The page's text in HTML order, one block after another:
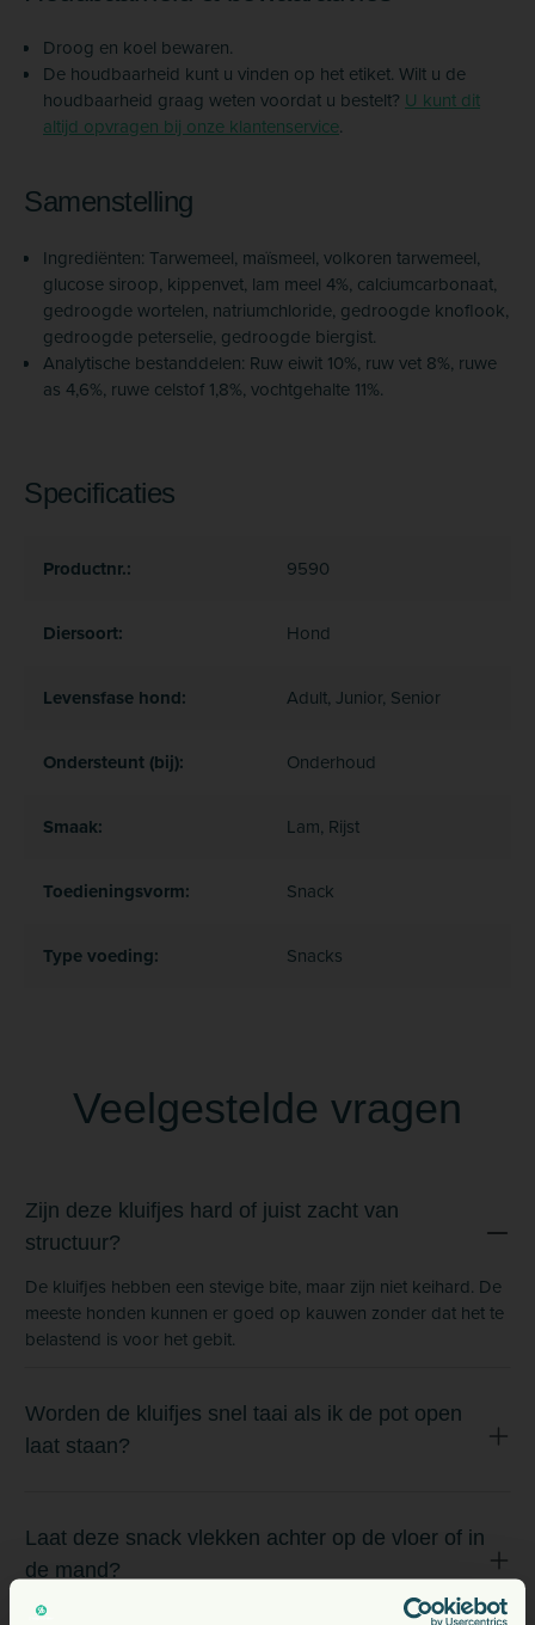
Droog en koel bewaren.
De houdbaarheid kunt u vinden op het etiket. Wilt u de
houdbaarheid graag weten voordat u bestelt? U kunt dit
altijd opvragen bij onze klantenservice.
Samenstelling
Ingrediënten: Tarwemeel, maïsmeel, volkoren tarwemeel,
glucose siroop, kippenvet, lam meel 4%, calciumcarbonaat,
gedroogde wortelen, natriumchloride, gedroogde knoflook,
gedroogde peterselie, gedroogde biergist.
Analytische bestanddelen: Ruw eiwit 10%, ruw vet 8%, ruwe
as 4,6%, ruwe celstof 1,8%, vochtgehalte 11%.
Specificaties
Productnr.: 9590
Diersoort: Hond
Levensfase hond: Adult, Junior, Senior
Ondersteunt (bij): Onderhoud
Smaak: Lam, Rijst
Toedieningsvorm: Snack
Type voeding: Snacks
Veelgestelde vragen
Zijn deze kluifjes hard of juist zacht van
structuur?
De kluifjes hebben een stevige bite, maar zijn niet keihard. De
meeste honden kunnen er goed op kauwen zonder dat het te
belastend is voor het gebit.
Worden de kluifjes snel taai als ik de pot open
laat staan?
Laat deze snack vlekken achter op de vloer of in
de mand?